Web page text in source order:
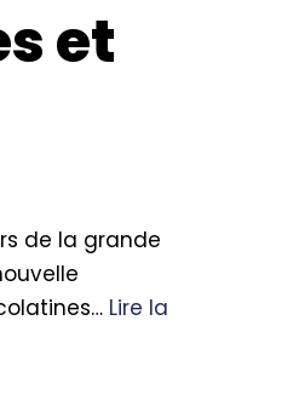
et
de la grande
Lire la